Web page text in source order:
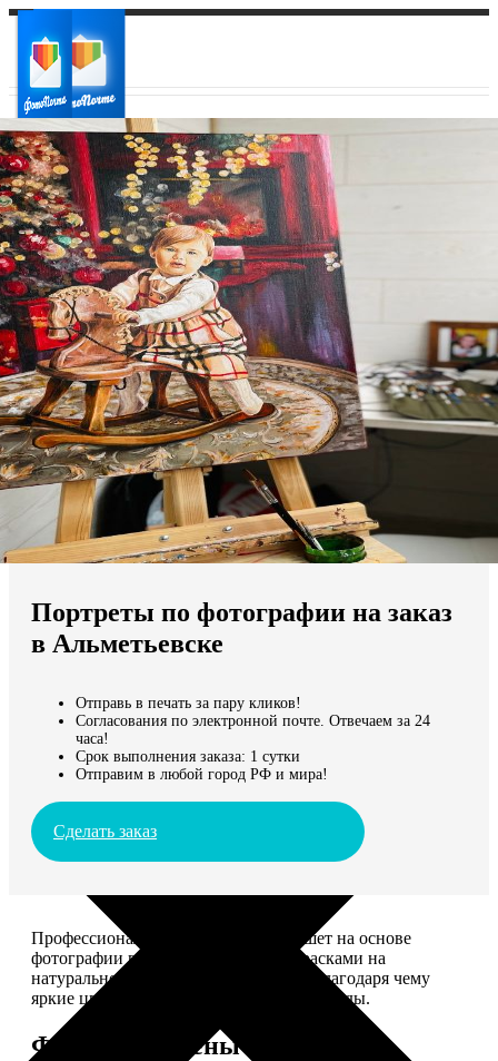
Ваш город:
Ваш регион доставки
Выберите из списка:
Мы доставляем по всему миру
Продолжить без города
Портреты по фотографии на заказ
в Альметьевске
Отправь в печать за пару кликов!
Согласования по электронной почте. Отвечаем за 24
часа!
Срок выполнения заказа: 1 сутки
Отправим в любой город РФ и мира!
Сделать заказ
Профессиональный художник напишет на основе
фотографии портрет акриловыми красками на
натуральном холсте. Покроет лаком, благодаря чему
яркие цвета будут радовать вас долгие годы.
Форматы и цены